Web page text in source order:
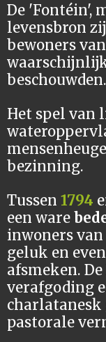
De 'Fontéin',
levensbron
bewoners
beschouwden.
Het spel van
bezinning.
Tussen 1794
een ware
inwoners
geluk en
afsmeken.
verafgoding
charlatanesk
pastorale